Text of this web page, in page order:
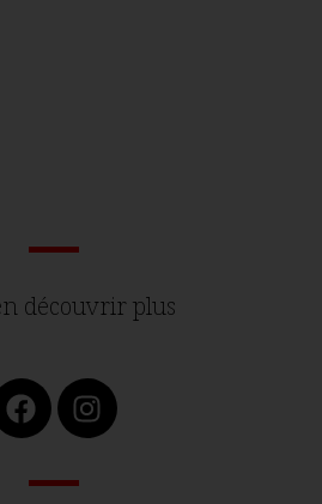
découvrir plus